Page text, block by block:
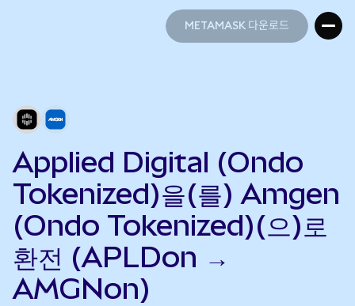
METAMASK 다운로드
Applied Digital (Ondo
Tokenized)을(를) Amgen
(Ondo Tokenized)(으)로
환전 (APLDon →
AMGNon)